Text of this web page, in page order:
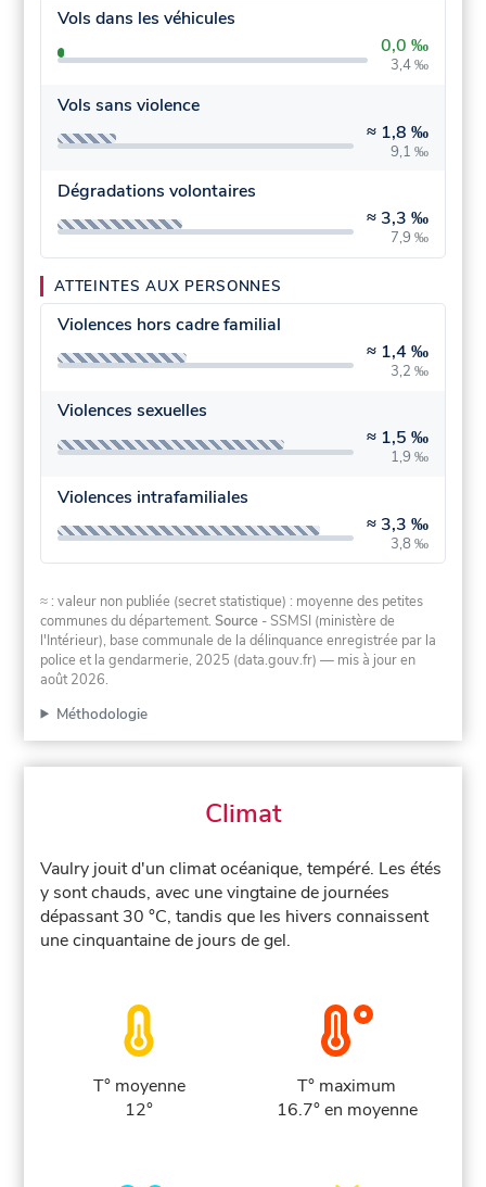
Vols dans les véhicules
0,0 ‰
3,4 ‰
Vols sans violence
≈ 1,8 ‰
9,1 ‰
Dégradations volontaires
≈ 3,3 ‰
7,9 ‰
ATTEINTES AUX PERSONNES
Violences hors cadre familial
≈ 1,4 ‰
3,2 ‰
Violences sexuelles
≈ 1,5 ‰
1,9 ‰
Violences intrafamiliales
≈ 3,3 ‰
3,8 ‰
≈ : valeur non publiée (secret statistique) : moyenne des petites
communes du département.Source - SSMSI (ministère de
l'Intérieur), base communale de la délinquance enregistrée par la
police et la gendarmerie, 2025 (data.gouv.fr) — mis à jour en
août 2026.
Méthodologie
Climat
Vaulry jouit d'un climat océanique, tempéré. Les étés
y sont chauds, avec une vingtaine de journées
dépassant 30 °C, tandis que les hivers connaissent
une cinquantaine de jours de gel.
T° moyenne
12°
T° maximum
16.7° en moyenne